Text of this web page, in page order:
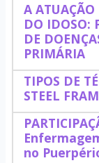
A
DO IDOSO:
DE
PRIMÁRIA
TIPOS DE
STEEL
no